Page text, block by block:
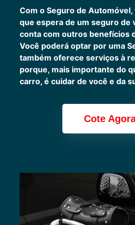
Com o Seguro de
que espera de um seguro de
conta com outros benefícios
Você poderá optar por uma
também oferece serviços à
porque, mais importante do
carro, é cuidar de você e da
Cote